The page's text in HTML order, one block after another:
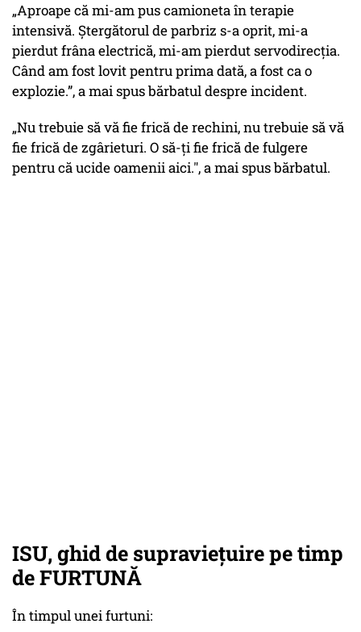
„Aproape că mi-am pus camioneta în terapie
intensivă. Ștergătorul de parbriz s-a oprit, mi-a
pierdut frâna electrică, mi-am pierdut servodirecția.
Când am fost lovit pentru prima dată, a fost ca o
explozie.”, a mai spus bărbatul despre incident.
„Nu trebuie să vă fie frică de rechini, nu trebuie să vă
fie frică de zgârieturi. O să-ți fie frică de fulgere
pentru că ucide oamenii aici.", a mai spus bărbatul.
ISU, ghid de supraviețuire pe timp
de FURTUNĂ
În timpul unei furtuni: